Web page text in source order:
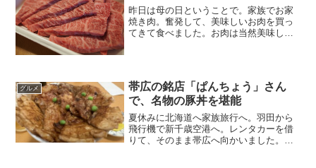
昨日は母の日ということで。家族でお家
焼き肉。奮発して、美味しいお肉を買っ
てきて食べました。お肉は当然美味しい
では、ソーセージは必須で...
グルメ
帯広の銘店「ぱんちょう」さん
で、名物の豚丼を堪能
夏休みに北海道へ家族旅行へ。羽田から
飛行機で新千歳空港へ。レンタカーを借
りて、そのまま帯広へ向かいました。目